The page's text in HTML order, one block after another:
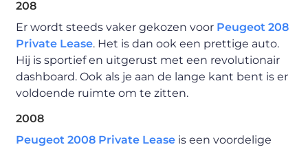
208
Er wordt steeds vaker gekozen voor Peugeot 208
Private Lease. Het is dan ook een prettige auto.
Hij is sportief en uitgerust met een revolutionair
dashboard. Ook als je aan de lange kant bent is er
voldoende ruimte om te zitten.
2008
Peugeot 2008 Private Lease is een voordelige